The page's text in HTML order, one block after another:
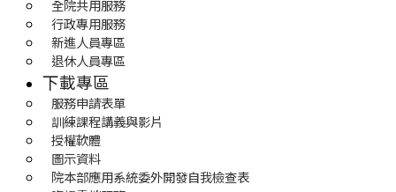
全院共用服務
行政專用服務
新進人員專區
退休人員專區
下載專區
服務申請表單
訓練課程講義與影片
授權軟體
圖示資料
院本部應用系統委外開發自我檢查表